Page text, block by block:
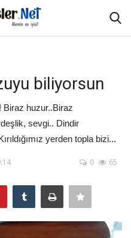
biliyorsun
Biraz huzur..Biraz
sevgi.. Dindir
yerden topla bizi...
0 65